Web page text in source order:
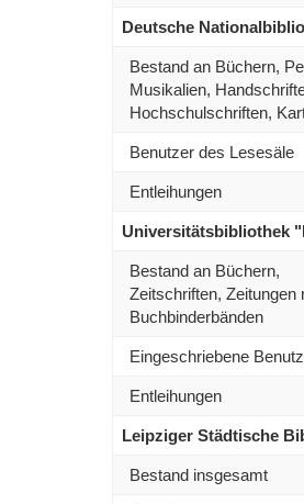
Deutsche
Bestand an Büchern,
Musikalien,
Hochschulschriften,
Benutzer des Lesesäle
Entleihungen
Universitätsbibliothek
Bestand an Büchern,
Zeitschriften, Zeitungen
Buchbinderbänden
Eingeschriebene
Entleihungen
Leipziger Städtische
Bestand insgesamt